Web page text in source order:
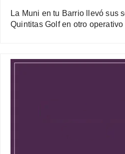
La Muni en tu Barrio llevó sus
Quintitas Golf en otro operativo